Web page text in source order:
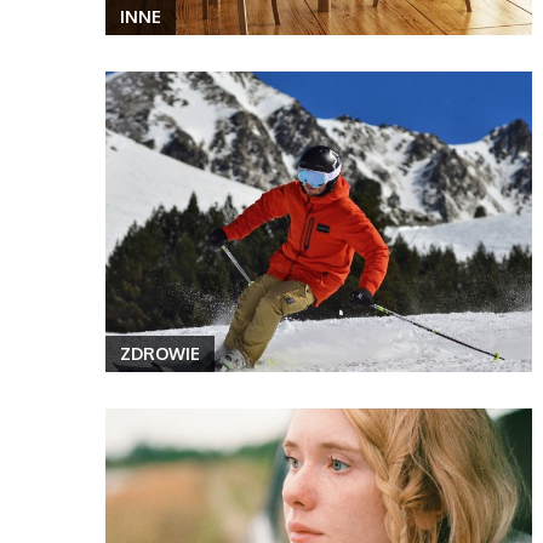
INNE
ZDROWIE